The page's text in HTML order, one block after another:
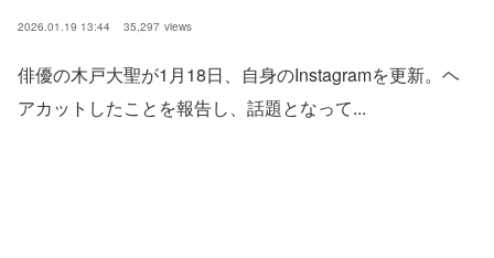
2026.01.19 13:44 35,297 views
俳優の木戸大聖が1月18日、自身のInstagramを更新。ヘ
アカットしたことを報告し、話題となって...